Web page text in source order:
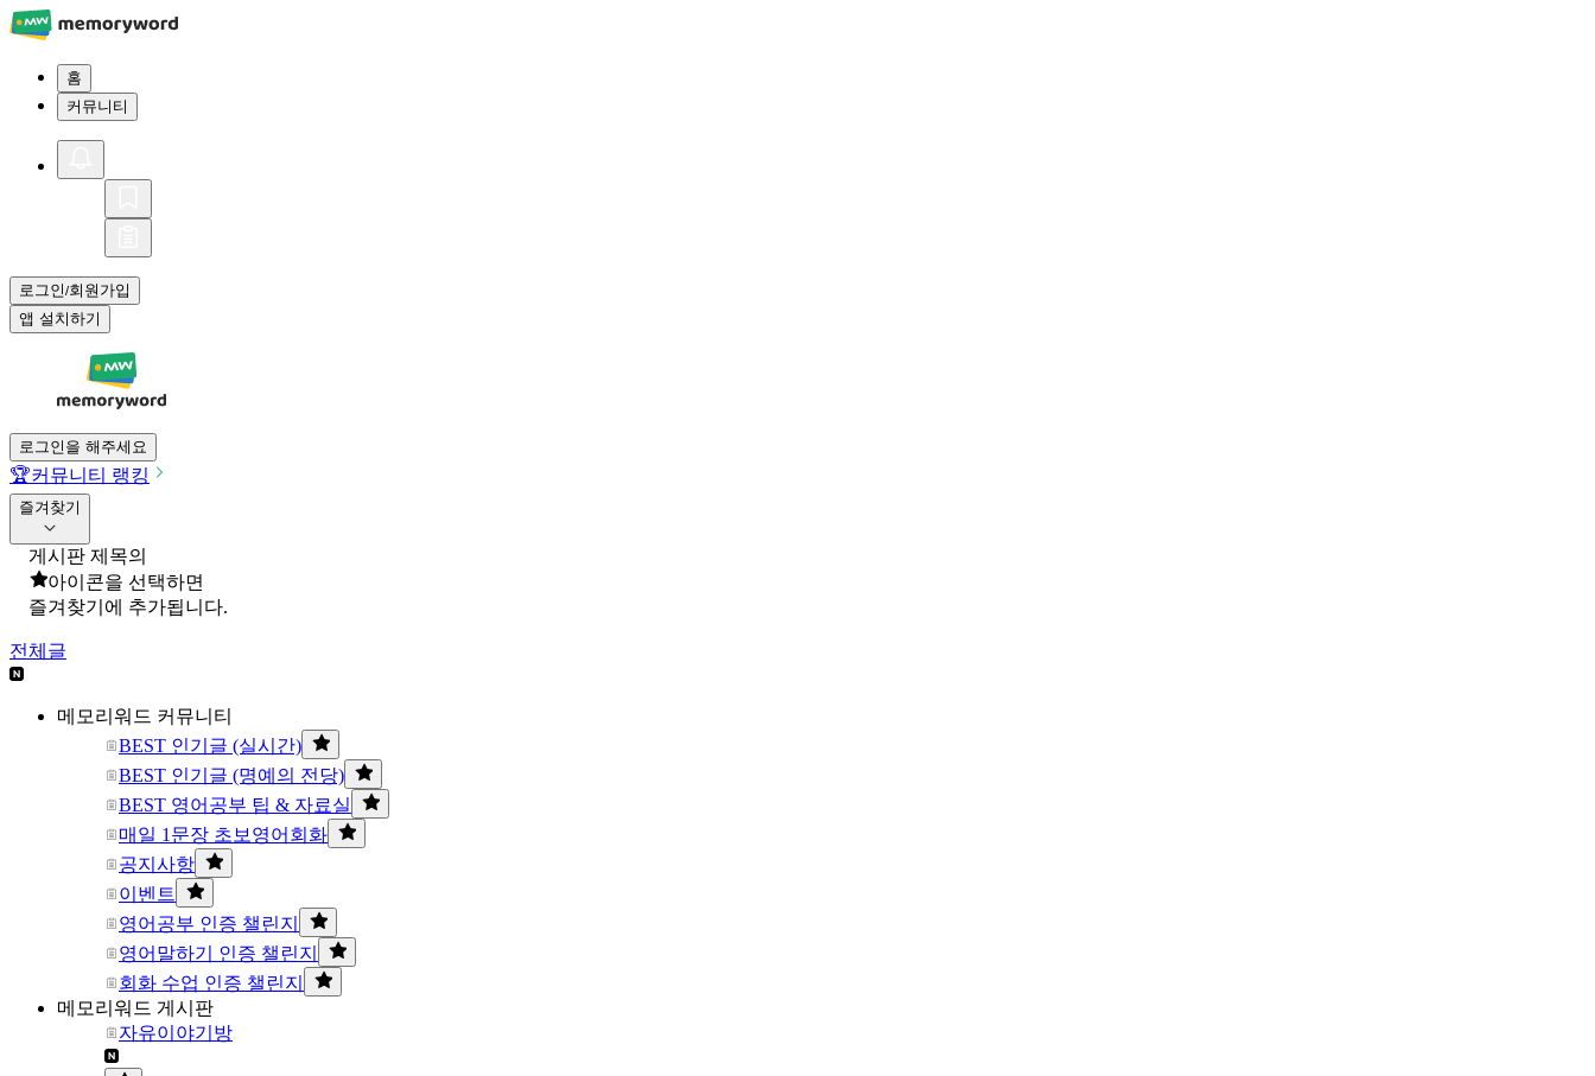
홈
커뮤니티
로그인/회원가입
앱 설치하기
로그인을 해주세요
🏆커뮤니티 랭킹
즐겨찾기
게시판 제목의
아이콘을 선택하면
즐겨찾기에 추가됩니다.
전체글
메모리워드 커뮤니티
BEST 인기글 (실시간)
BEST 인기글 (명예의 전당)
BEST 영어공부 팁 & 자료실
매일 1문장 초보영어회화
공지사항
이벤트
영어공부 인증 챌린지
영어말하기 인증 챌린지
회화 수업 인증 챌린지
메모리워드 게시판
자유이야기방